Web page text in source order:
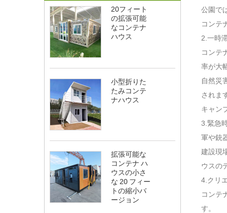
20フィート
の拡張可能
なコンテナ
ハウス
小型折りた
たみコンテ
ナハウス
拡張可能な
コンテナ ハ
ウスの小さ
な 20 フィー
トの縮小バ
ージョン
公園で
コンテ
2.一時
コンテ
率が大
自然災
されま
キャン
3.緊急
軍や銃
建設現
ウスの
4.クリ
コンテ
す。